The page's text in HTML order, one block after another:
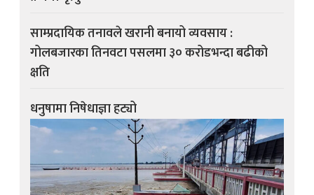
साम्प्रदायिक तनावले खरानी बनायो व्यवसाय :
गोलबजारका तिनवटा पसलमा ३० करोडभन्दा बढीको
क्षति
धनुषामा निषेधाज्ञा हट्यो